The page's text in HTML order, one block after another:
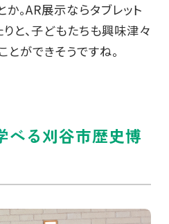
。AR展示ならタブレット
りと、子どもたちも興味津々
ができそうですね。
べる刈谷市歴史博